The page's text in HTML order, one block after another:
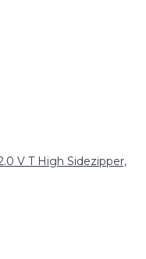
V T High Sidezipper,